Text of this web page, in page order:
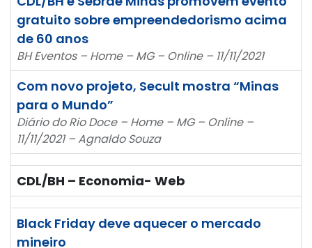
gratuito sobre empreendedorismo acima
de 60 anos
BH Eventos – Home – MG – Online – 11/11/2021
Com novo projeto, Secult mostra “Minas
para o Mundo”
Diário do Rio Doce – Home – MG – Online –
11/11/2021 – Agnaldo Souza
CDL/BH – Economia- Web
Black Friday deve aquecer o mercado
mineiro